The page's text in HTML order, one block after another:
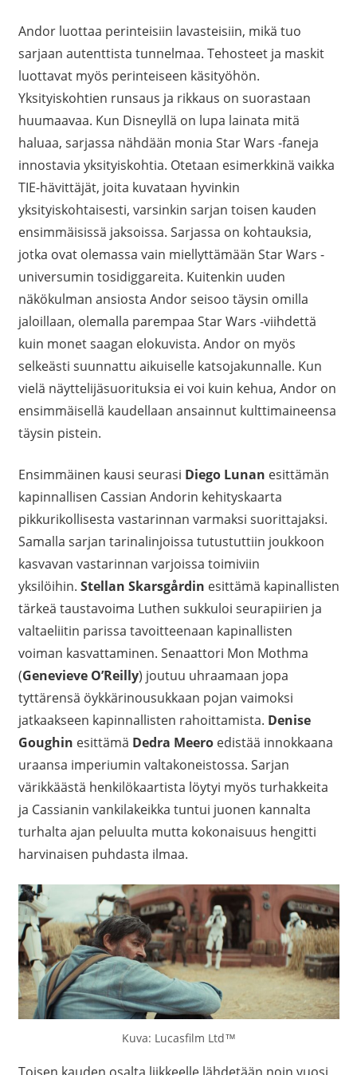
Andor luottaa perinteisiin lavasteisiin, mikä tuo
sarjaan autenttista tunnelmaa. Tehosteet ja maskit
luottavat myös perinteiseen käsityöhön.
Yksityiskohtien runsaus ja rikkaus on suorastaan
huumaavaa. Kun Disneyllä on lupa lainata mitä
haluaa, sarjassa nähdään monia Star Wars -faneja
innostavia yksityiskohtia. Otetaan esimerkkinä vaikka
TIE-hävittäjät, joita kuvataan hyvinkin
yksityiskohtaisesti, varsinkin sarjan toisen kauden
ensimmäisissä jaksoissa. Sarjassa on kohtauksia,
jotka ovat olemassa vain miellyttämään Star Wars -
universumin tosidiggareita. Kuitenkin uuden
näkökulman ansiosta Andor seisoo täysin omilla
jaloillaan, olemalla parempaa Star Wars -viihdettä
kuin monet saagan elokuvista. Andor on myös
selkeästi suunnattu aikuiselle katsojakunnalle. Kun
vielä näyttelijäsuorituksia ei voi kuin kehua, Andor on
ensimmäisellä kaudellaan ansainnut kulttimaineensa
täysin pistein.
Ensimmäinen kausi seurasi Diego Lunan esittämän
kapinnallisen Cassian Andorin kehityskaarta
pikkurikollisesta vastarinnan varmaksi suorittajaksi.
Samalla sarjan tarinalinjoissa tutustuttiin joukkoon
kasvavan vastarinnan varjoissa toimiviin
yksilöihin. Stellan Skarsgårdin esittämä kapinallisten
tärkeä taustavoima Luthen sukkuloi seurapiirien ja
valtaeliitin parissa tavoitteenaan kapinallisten
voiman kasvattaminen. Senaattori Mon Mothma
(Genevieve O’Reilly) joutuu uhraamaan jopa
tyttärensä öykkärinousukkaan pojan vaimoksi
jatkaakseen kapinnallisten rahoittamista. Denise
Goughin esittämä Dedra Meeroedistää innokkaana
uraansa imperiumin valtakoneistossa. Sarjan
värikkäästä henkilökaartista löytyi myös turhakkeita
ja Cassianin vankilakeikka tuntui juonen kannalta
turhalta ajan peluulta mutta kokonaisuus hengitti
harvinaisen puhdasta ilmaa.
Kuva: Lucasfilm Ltd™